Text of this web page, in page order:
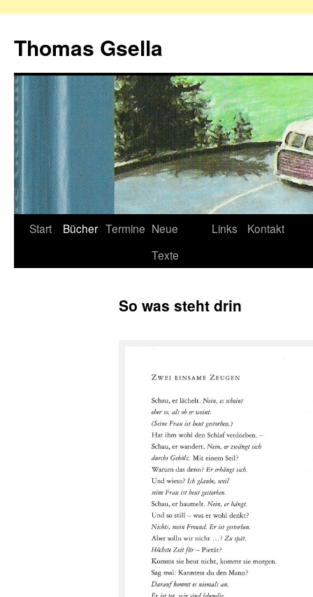
springen
Thomas Gsella
Start Bücher Termine Neue
Texte
Links Kontakt
So was steht drin